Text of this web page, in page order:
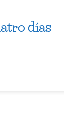
días